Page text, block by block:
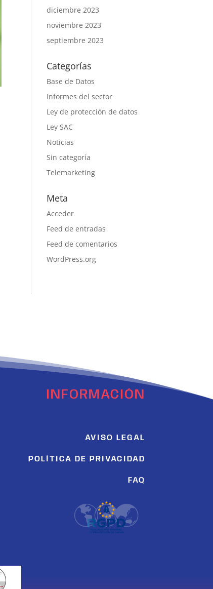
diciembre 2023
noviembre 2023
septiembre 2023
Categorías
Base de Datos
Informes del sector
Ley de protección de datos
Ley SAC
Noticias
Sin categoría
Telemarketing
Meta
Acceder
Feed de entradas
Feed de comentarios
WordPress.org
INFORMACIÓN
AVISO LEGAL
POLÍTICA DE PRIVACIDAD
FAQ